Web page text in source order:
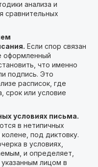
анализа и
сравнительных
Если спор связан
оформленный
что именно
подпись. Это
расписок, где
срок или условие
условиях письма.
в нетипичных
под диктовку.
в условиях,
и определяет,
лицом в